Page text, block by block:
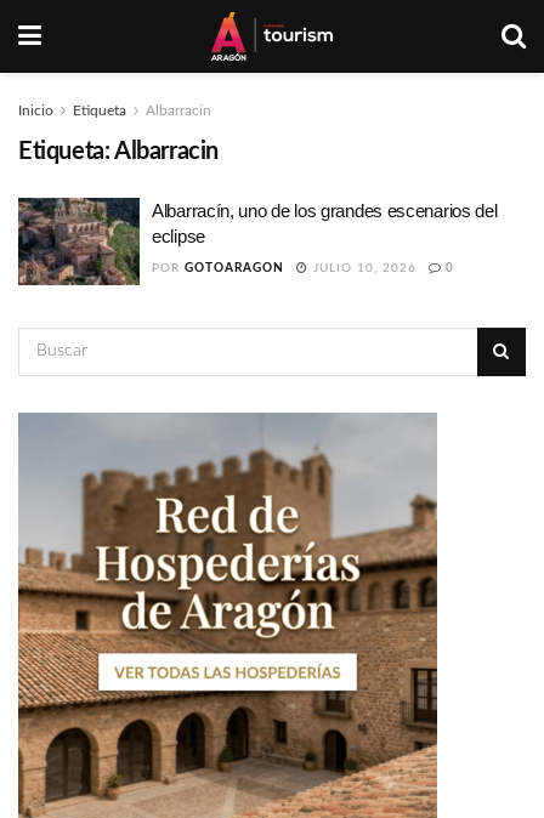
Inicio Etiqueta Albarracin
Etiqueta: Albarracin
Albarracín, uno de los grandes escenarios del
eclipse
POR GOTOARAGON JULIO 10, 2026 0